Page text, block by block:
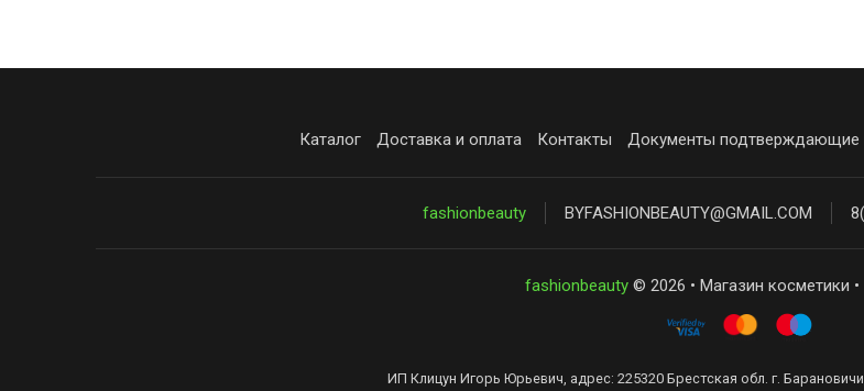
Каталог Доставка и оплата Контакты Документы подтверждающие
fashionbeauty BYFASHIONBEAUTY@GMAIL.COM
fashionbeauty© 2026 • Магазин косметики •
ИП Клицун Игорь Юрьевич, адрес: 225320 Брестская обл. г.